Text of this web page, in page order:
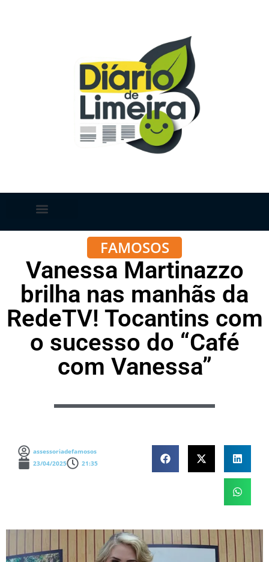
FAMOSOS
Vanessa Martinazzo
brilha nas manhãs da
RedeTV! Tocantins com
o sucesso do “Café
com Vanessa”
assessoriadefamosos
23/04/2025
21:35